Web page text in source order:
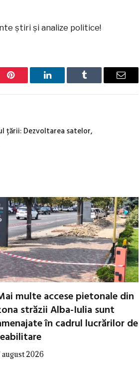
știri și analize politice!
Pinterest LinkedIn Tumblr Email
țării: Dezvoltarea satelor,
multe accese pietonale din
străzii Alba-Iulia sunt
în cadrul lucrărilor de
august 2026